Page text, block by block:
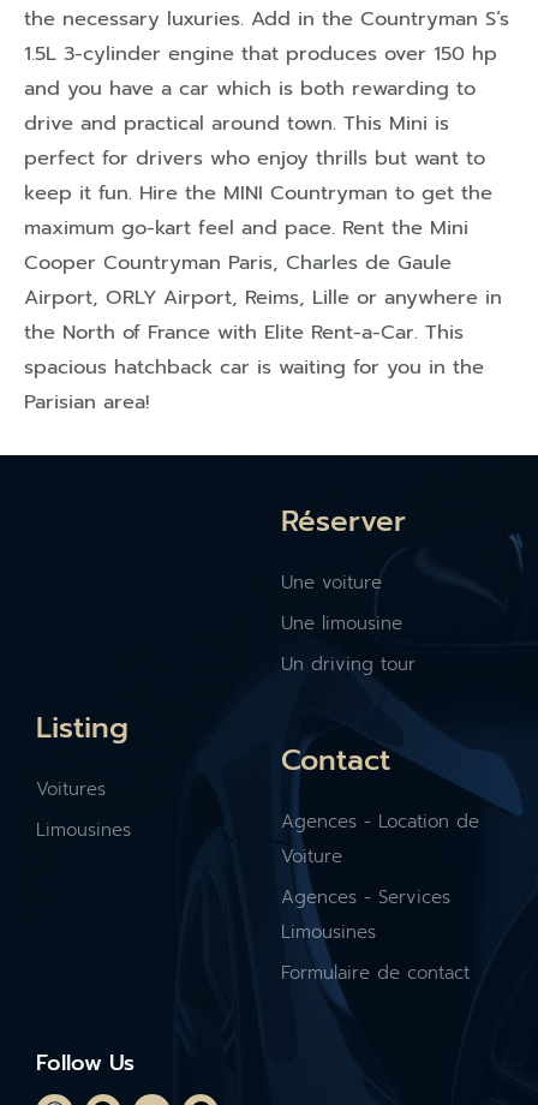
the necessary luxuries. Add in the Countryman S’s
1.5L 3-cylinder engine that produces over 150 hp
and you have a car which is both rewarding to
drive and practical around town. This Mini is
perfect for drivers who enjoy thrills but want to
keep it fun. Hire the MINI Countryman to get the
maximum go-kart feel and pace. Rent the Mini
Cooper Countryman Paris, Charles de Gaule
Airport, ORLY Airport, Reims, Lille or anywhere in
the North of France with Elite Rent-a-Car. This
spacious hatchback car is waiting for you in the
Parisian area!
Réserver
Une voiture
Une limousine
Un driving tour
Listing
Voitures
Limousines
Contact
Agences - Location de
Voiture
Agences - Services
Limousines
Formulaire de contact
Follow Us